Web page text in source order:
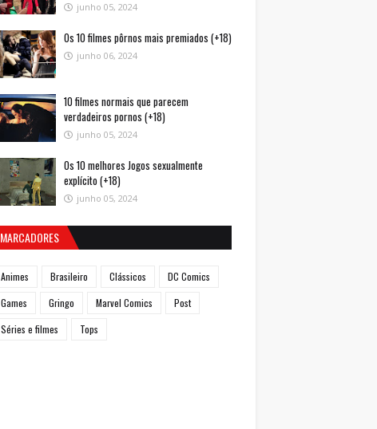
junho 05, 2024
Os 10 filmes pôrnos mais premiados (+18)
junho 06, 2024
10 filmes normais que parecem
verdadeiros pornos (+18)
junho 05, 2024
Os 10 melhores Jogos sexualmente
explícito (+18)
junho 05, 2024
MARCADORES
Animes Brasileiro Clássicos
DC Comics
Games
Gringo Marvel Comics
Post
Séries e filmes
Tops